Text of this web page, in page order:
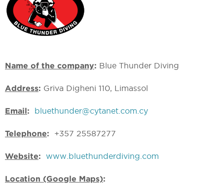
Name of the company: Blue Thunder Diving
Address: Griva Digheni 110, Limassol
Email: bluethunder@cytanet.com.cy
Telephone: +357 25587277
Website: www.bluethunderdiving.com
Location (Google Maps):